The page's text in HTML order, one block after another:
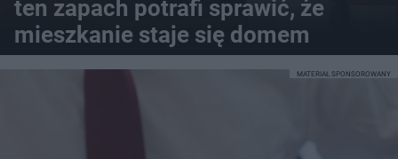
ten zapach potrafi sprawić, że
mieszkanie staje się domem
MATERIAŁ SPONSOROWANY